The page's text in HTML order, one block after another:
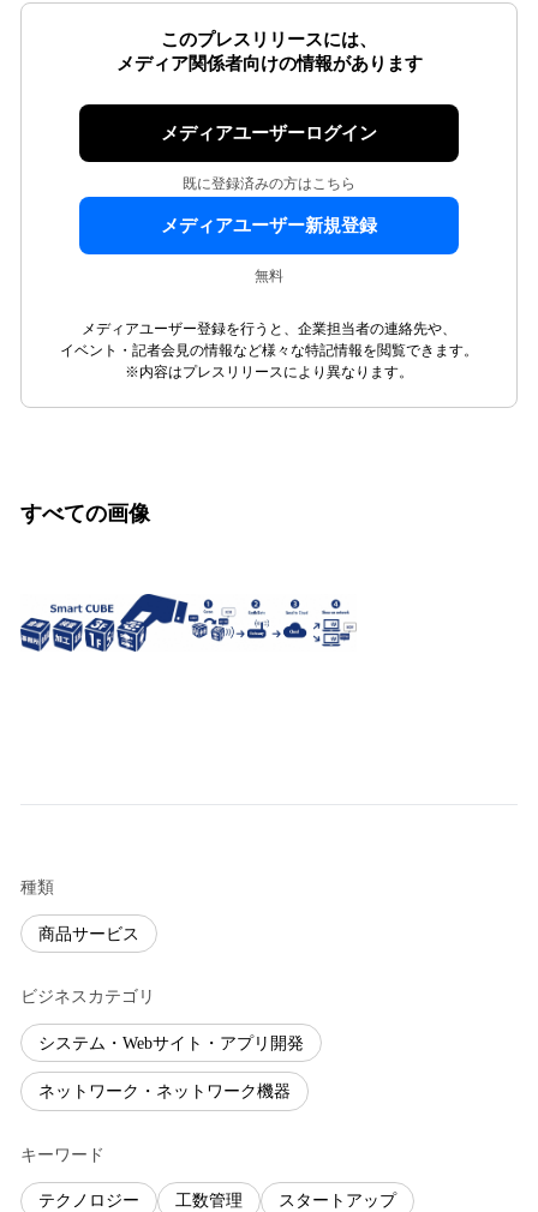
このプレスリリースには、
メディア関係者向けの情報があります
メディアユーザーログイン
既に登録済みの方はこちら
メディアユーザー新規登録
無料
メディアユーザー登録を行うと、企業担当者の連絡先や、
イベント・記者会見の情報など様々な特記情報を閲覧できます。
※内容はプレスリリースにより異なります。
すべての画像
種類
商品サービス
ビジネスカテゴリ
システム・Webサイト・アプリ開発
ネットワーク・ネットワーク機器
キーワード
テクノロジー 工数管理 スタートアップ